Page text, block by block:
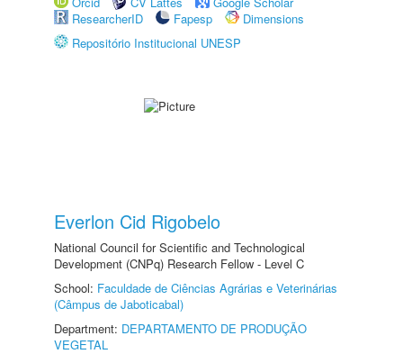
ResearcherID
Fapesp
Dimensions
Repositório Institucional UNESP
Everlon Cid Rigobelo
National Council for Scientific and Technological
Development (CNPq) Research Fellow - Level C
School: Faculdade de Ciências Agrárias e Veterinárias
(Câmpus de Jaboticabal)
Department: DEPARTAMENTO DE PRODUÇÃO
VEGETAL